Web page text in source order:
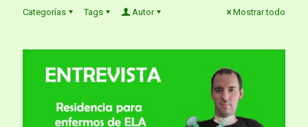
Categorías Tags Autor Mostrar todo